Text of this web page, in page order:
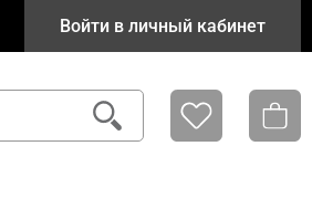
Войти в личный кабинет